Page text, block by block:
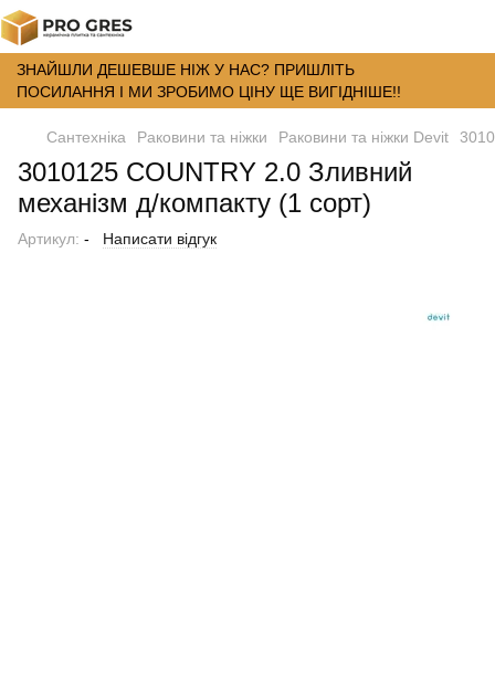
ЗНАЙШЛИ ДЕШЕВШЕ НІЖ У НАС? ПРИШЛІТЬ
ПОСИЛАННЯ І МИ ЗРОБИМО ЦІНУ ЩЕ ВИГІДНІШЕ!!
Сантехніка Раковини та ніжки Раковини та ніжки Devit
3010125 COUNTRY 2.0 Зливний
механізм д/компакту (1 сорт)
Артикул: - Написати відгук